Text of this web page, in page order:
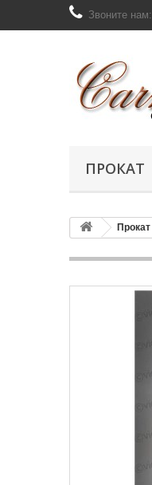
Звоните нам:
ПРОКАТ
Прокат